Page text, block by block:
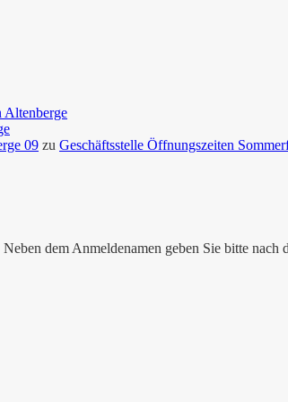
Altenberge
09 zu Geschäftsstelle Öffnungszeiten
dem Anmeldenamen geben Sie bitte